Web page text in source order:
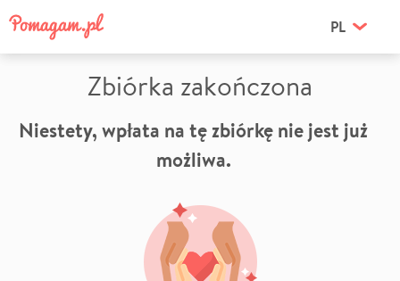
PL
Zbiórka zakończona
Niestety, wpłata na tę zbiórkę nie jest już
możliwa.